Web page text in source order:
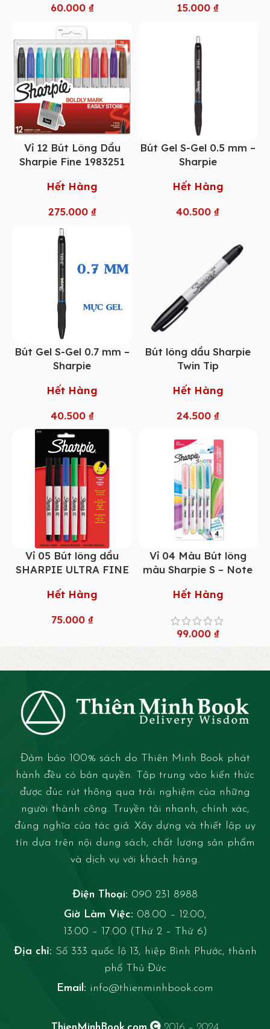
60.000 ₫
15.000₫
Vỉ 12 Bút Lông Dầu
Sharpie Fine 1983251
Hết Hàng
275.000 ₫
Bút Gel S-Gel 0.5 mm –
Sharpie
Hết Hàng
40.500₫
Bút Gel S-Gel 0.7 mm –
Sharpie
Hết Hàng
40.500 ₫
Bút lông dầu Sharpie
Twin Tip
Hết Hàng
24.500 ₫
Vỉ 05 Bút lông dầu
SHARPIE ULTRA FINE
Hết Hàng
75.000 ₫
Vỉ 04 Màu Bút lông
màu Sharpie S – Note
Hết Hàng
99.000 ₫
Đảm bảo 100% sách do Thiên Minh Book phát
hành đều có bản quyền. Tập trung vào kiến thức
được đúc rút thông qua trải nghiệm của những
người thành công. Truyền tải nhanh, chính xác,
đúng nghĩa của tác giả. Xây dựng và thiết lập uy
tín dựa trên nội dung sách, chất lượng sản phẩm
và dịch vụ với khách hàng.
Điện Thoại: 090 231 8988
Giờ Làm Việc: 08:00 – 12:00,
13:00 – 17:00 (Thứ 2 – Thứ 6)
Địa chỉ: Số 333 quốc lộ 13, hiệp Bình Phước, thành
phố Thủ Đức
Email: info@thienminhbook.com